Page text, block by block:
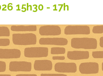
15h30 - 17h